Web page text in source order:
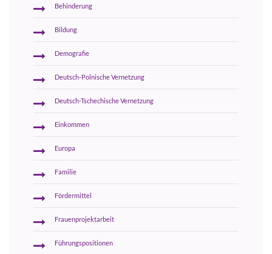
Behinderung
Bildung
Demografie
Deutsch-Polnische Vernetzung
Deutsch-Tschechische Vernetzung
Einkommen
Europa
Familie
Fördermittel
Frauenprojektarbeit
Führungspositionen